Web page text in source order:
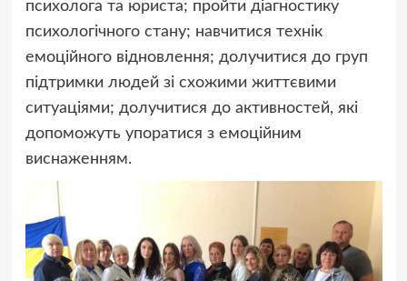
психолога та юриста; пройти діагностику
психологічного стану; навчитися технік
емоційного відновлення; долучитися до груп
підтримки людей зі схожими життєвими
ситуаціями; долучитися до активностей, які
допоможуть упоратися з емоційним
виснаженням.